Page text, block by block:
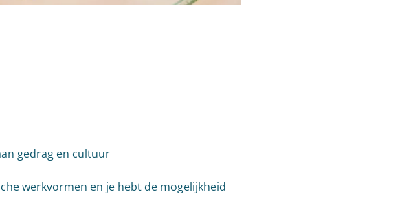
gedrag en cultuur​
werkvormen en je hebt de mogelijkheid